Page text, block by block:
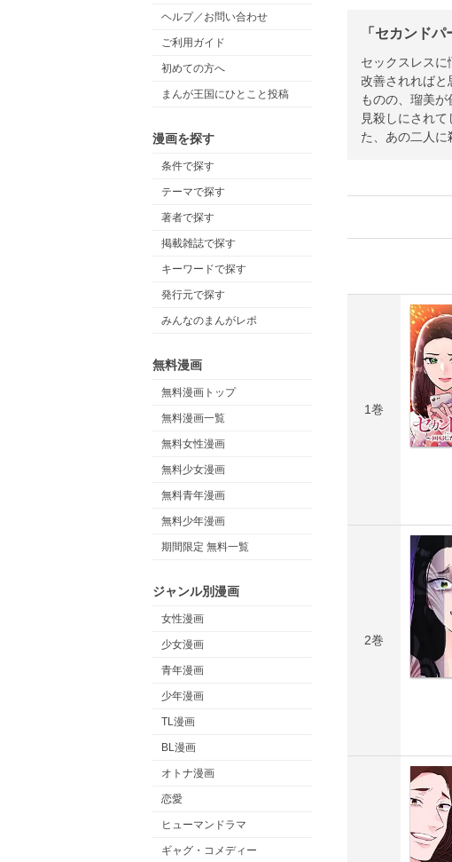
ヘルプ／お問い合わせ
ご利用ガイド
初めての方へ
まんが王国にひとこと投稿
漫画を探す
条件で探す
テーマで探す
著者で探す
掲載雑誌で探す
キーワードで探す
発行元で探す
みんなのまんがレポ
無料漫画
無料漫画トップ
無料漫画一覧
無料女性漫画
無料少女漫画
無料青年漫画
無料少年漫画
期間限定 無料一覧
ジャンル別漫画
女性漫画
少女漫画
青年漫画
少年漫画
TL漫画
BL漫画
オトナ漫画
恋愛
ヒューマンドラマ
ギャグ・コメディー
「セカンド
セックスレス
改善されればと
ものの、瑠美
見殺しにされ
た、あの二人に
1巻
2巻